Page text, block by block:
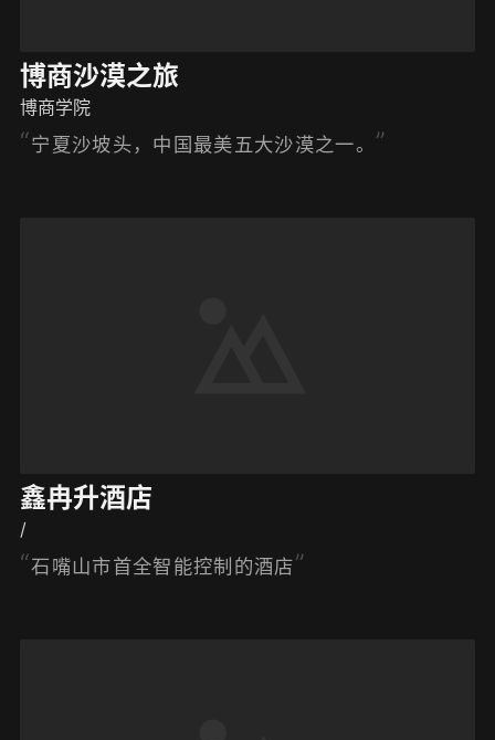
博商沙漠之旅
博商学院
宁夏沙坡头，中国最美五大沙漠之一。
鑫冉升酒店
/
石嘴山市首全智能控制的酒店